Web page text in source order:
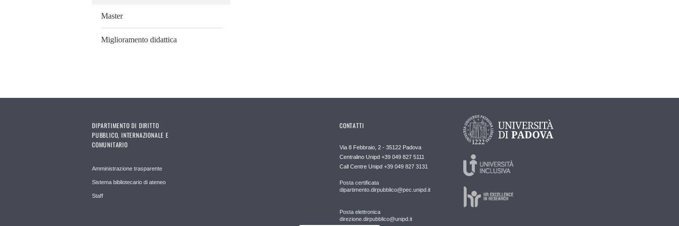
Master
Miglioramento didattica
DIPARTIMENTO DI DIRITTO
PUBBLICO, INTERNAZIONALE E
COMUNITARIO
Amministrazione trasparente
Sistema bibliotecario di ateneo
Staff
CONTATTI
Via 8 Febbraio, 2 - 35122 Padova
Centralino Unipd +39 049 827 5111
Call Centre Unipd +39 049 827 3131
Posta certificata
dipartimento.dirpubblico@pec.unipd.it
Posta elettronica
direzione.dirpubblico@unipd.it